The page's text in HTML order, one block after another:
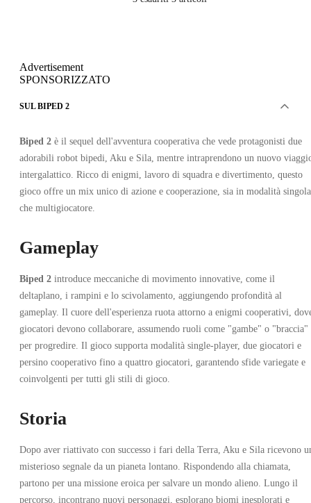
Advertisement
SPONSORIZZATO
SUL BIPED 2
Biped 2 è il sequel dell'avventura cooperativa che vede protagonisti due
adorabili robot bipedi, Aku e Sila, mentre intraprendono un nuovo
intergalattico. Ricco di enigmi, lavoro di squadra e divertimento, questo
gioco offre un mix unico di azione e cooperazione, sia in modalità singola
che multigiocatore.
Gameplay
Biped 2 introduce meccaniche di movimento innovative, come il
deltaplano, i rampini e lo scivolamento, aggiungendo profondità al
gameplay. Il cuore dell'esperienza ruota attorno a enigmi cooperativi,
giocatori devono collaborare, assumendo ruoli come "gambe" o "braccia"
per progredire. Il gioco supporta modalità single-player, due giocatori e
persino cooperativo fino a quattro giocatori, garantendo sfide variegate e
coinvolgenti per tutti gli stili di gioco.
Storia
Dopo aver riattivato con successo i fari della Terra, Aku e Sila ricevono
misterioso segnale da un pianeta lontano. Rispondendo alla chiamata,
partono per una missione eroica per salvare un mondo alieno. Lungo il
percorso, incontrano nuovi personaggi, esplorano biomi inesplorati e